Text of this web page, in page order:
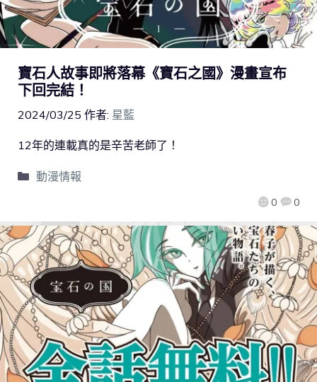
寶石人故事即將落幕《寶石之國》漫畫宣布
下回完結！
2024/03/25 作者: 星藍
0 0
12年的連載真的是辛苦老師了！
動漫情報